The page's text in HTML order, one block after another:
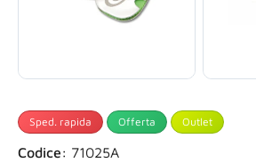
Sped. rapida Offerta Outlet
Codice: 71025A